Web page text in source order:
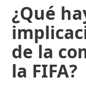
¿Qué
de la
la FIFA?